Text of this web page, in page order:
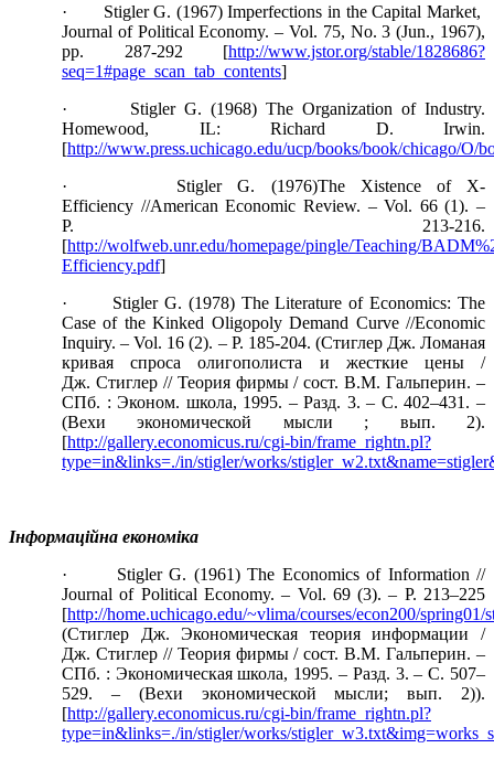
· Stigler G. (1967) Imperfections in the Capital Market,
Journal of Political Economy. – Vol. 75, No. 3 (Jun., 1967),
pp. 287-292 [http://www.jstor.org/stable/1828686?
seq=1#page_scan_tab_contents]
· Stigler G. (1968) The Organization of Industry.
Homewood, IL: Richard D. Irwin.
[http://www.press.uchicago.edu/ucp/books/book/chicago/O/
· Stigler G. (1976)The Xistence of X-
Efficiency //American Economic Review. – Vol. 66 (1). –
P. 213-216.
[http://wolfweb.unr.edu/homepage/pingle/Teaching/
Efficiency.pdf]
· Stigler G. (1978) The Literature of Economics: The
Case of the Kinked Oligopoly Demand Curve //Economic
Inquiry. – Vol. 16 (2). – P. 185-204. (Стиглер Дж. Ломаная
кривая спроса олигополиста и жесткие цены /
Дж. Стиглер // Теория фирмы / сост. В.М. Гальперин. –
СПб. : Эконом. школа, 1995. – Разд. 3. – С. 402–431. –
(Вехи экономической мысли ; вып. 2).
[http://gallery.economicus.ru/cgi-bin/frame_rightn.pl?
type=in&links=./in/stigler/works/
Інформаційна економіка
· Stigler G. (1961) The Economics of Information //
Journal of Political Economy. – Vol. 69 (3). – P. 213–225
[http://home.uchicago.edu/~vlima/courses/econ200/spring01/
(Стиглер Дж. Экономическая теория информации /
Дж. Стиглер // Теория фирмы / сост. В.М. Гальперин. –
СПб. : Экономическая школа, 1995. – Разд. 3. – С. 507–
529. – (Вехи экономической мысли; вып. 2)).
[http://gallery.economicus.ru/cgi-bin/frame_rightn.pl?
type=in&links=./in/stigler/works/